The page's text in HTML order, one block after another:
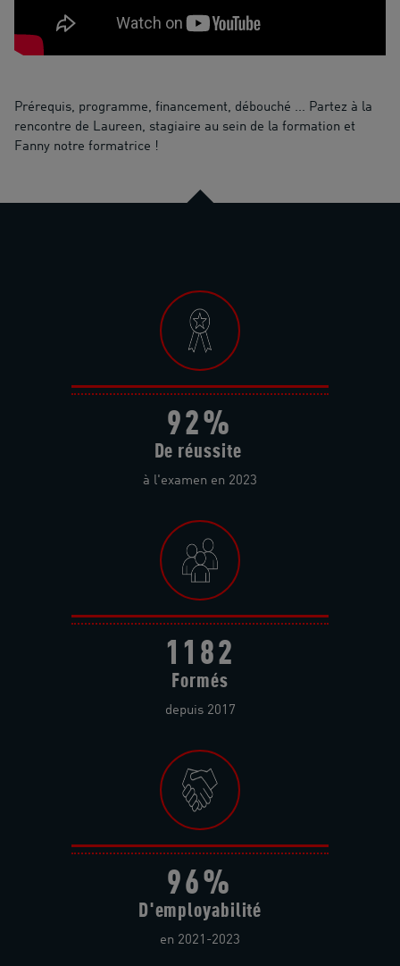
Prérequis, programme, financement, débouché ... Partez à la
rencontre de Laureen, stagiaire au sein de la formation et
Fanny notre formatrice !
92%
De réussite
à l'examen en 2023
1182
Formés
depuis 2017
96%
D'employabilité
en 2021-2023